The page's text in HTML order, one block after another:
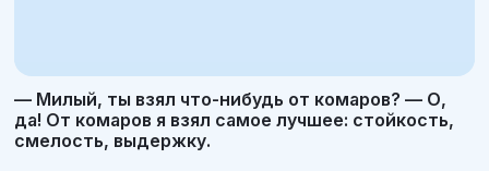
— Милый, ты взял что-нибудь от комаров? — О,
да! От комаров я взял самое лучшее: стойкость,
смелость, выдержку.